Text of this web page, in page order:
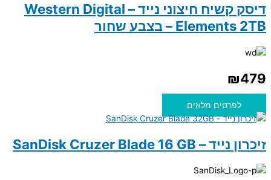
דיסק קשיח חיצוני נייד – Western Digital
Elements 2TB – בצבע שחור
₪479
לפרטים מלאים
זיכרון נייד – SanDisk Cruzer Blade 16 GB